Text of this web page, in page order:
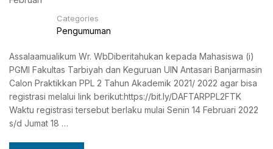
Categories
Pengumuman
Assalaamualikum Wr. WbDiberitahukan kepada Mahasiswa (i)
PGMI Fakultas Tarbiyah dan Keguruan UIN Antasari Banjarmasin
Calon Praktikkan PPL 2 Tahun Akademik 2021/ 2022 agar bisa
registrasi melalui link berikut:https://bit.ly/DAFTARPPL2FTK
Waktu registrasi tersebut berlaku mulai Senin 14 Februari 2022
s/d Jumat 18 …